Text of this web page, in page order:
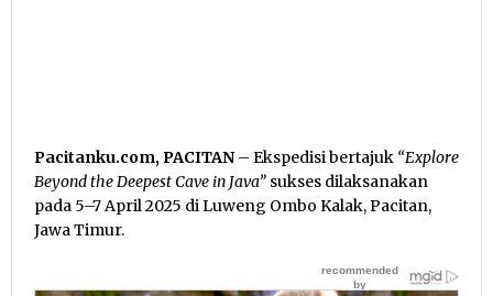
Pacitanku.com, PACITAN – Ekspedisi bertajuk “Explore
Beyond the Deepest Cave in Java” sukses dilaksanakan
pada 5–7 April 2025 di Luweng Ombo Kalak, Pacitan,
Jawa Timur.